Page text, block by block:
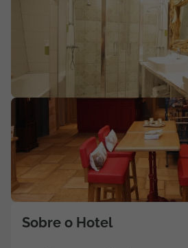
Área de Cliente
Agências
Contactos
Apoio ao cliente em Portugal
218 925 471
Sobre o Hotel